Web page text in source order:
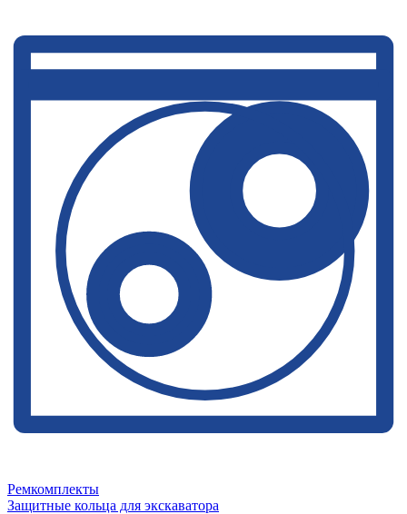
Ремкомплекты
Защитные кольца для экскаватора